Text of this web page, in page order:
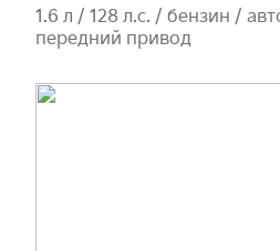
1.6 л / 128 л.c. / бензин /
передний привод